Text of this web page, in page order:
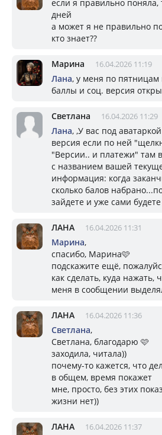
если я правильно поняла,
дней
а может я не правильно
кто знает??
Марина 16.04.2026 11:19
Лана, у меня по
баллы и соц. версия
Светлана 16.04.2026 11:29
Лана, ,У вас под
версия если по ней
"Версии.. и платежи" там
с названием вашей
информация: когда
сколько балов
зайдете и уже сами
ЛАНА 16.04.2026 11:31
Марина,
спасибо, Марина🩷
подскажите ещё,
как сделать, куда
меня в сообщении
ЛАНА 16.04.2026 11:36
Светлана,
Светлана, благодарю 🩷
заходила, читала))
почему-то кажется, что
в общем, время покажет
мне, просто, без этих
жизни нет))
ЛАНА 16.04.2026 11:37